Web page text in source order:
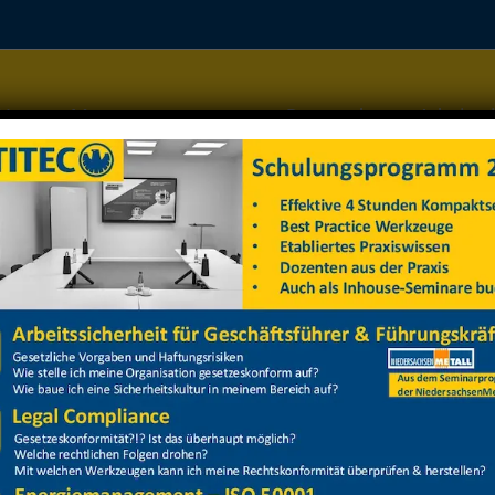
Managementsysteme Datenschutz
Gefahrstoffe, Kran